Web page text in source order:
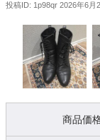
投稿ID: 1p98qr 2026年6月
商品価